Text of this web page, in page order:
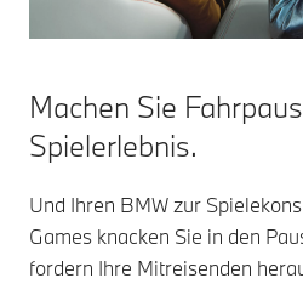
Machen Sie
Spielerlebnis.
Und Ihren BMW zur
Games knacken Sie in den
fordern Ihre Mitreisenden